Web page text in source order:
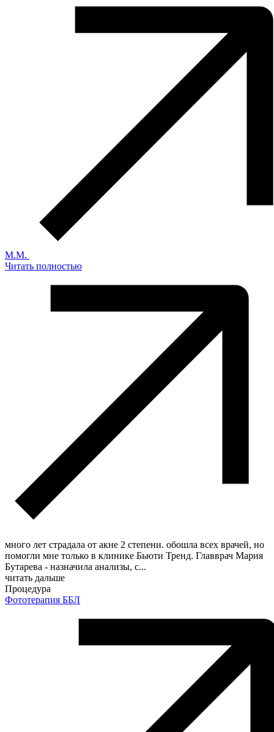
М.М.
Читать полностью
много лет страдала от акне 2 степени. обошла всех врачей, но
помогли мне только в клинике Бьюти Тренд. Главврач Мария
Бутарева - назначила анализы, с...
читать дальше
Процедура
Фототерапия ББЛ